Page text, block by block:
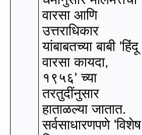
वारसा आणि
उत्तराधिकार
यांबाबतच्या बाबी 'हिंदू
वारसा कायदा,
१९५६'च्या
तरतुदींनुसार
हाताळल्या जातात.
सर्वसाधारणपणे 'विशेष